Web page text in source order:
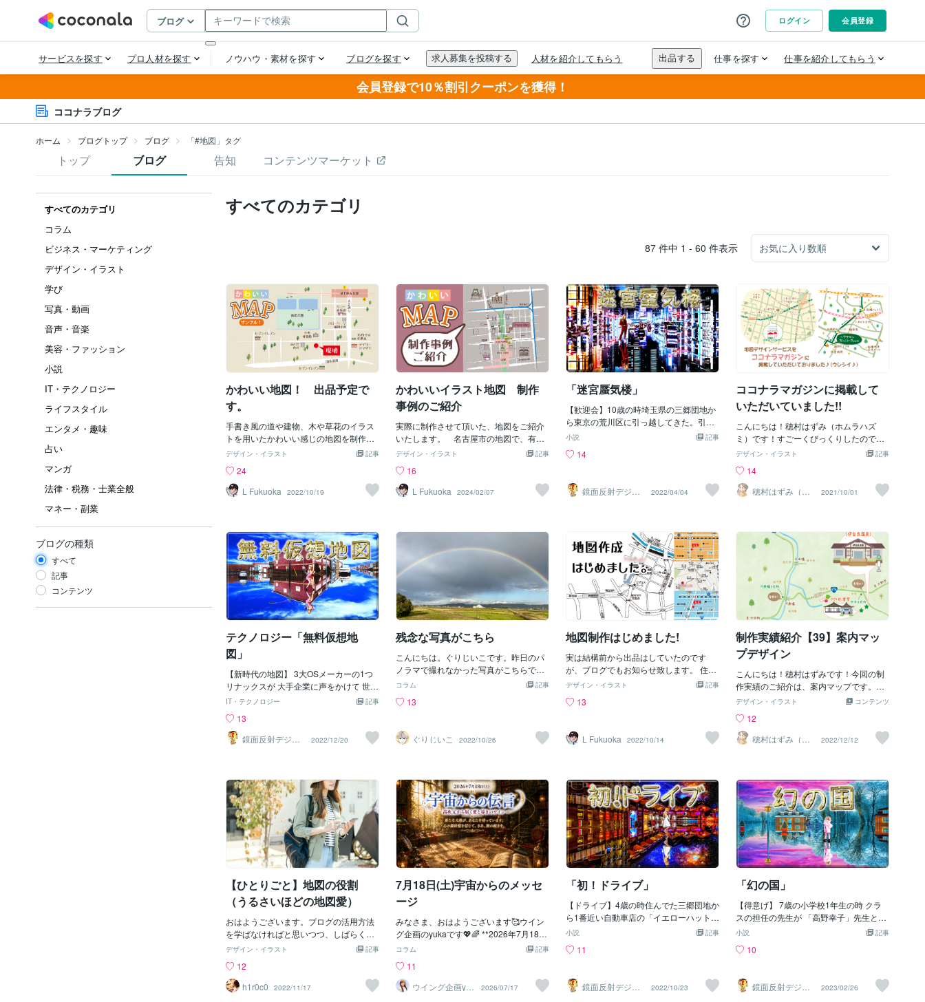
会員登録で10％割引クーポンを獲得！
ココナラブログ
ホーム ブログトップ ブログ 「#地図」タグ
トップ ブログ 告知 コンテンツマーケット
すべてのカテゴリ
コラム
ビジネス・マーケティング
デザイン・イラスト
学び
写真・動画
音声・音楽
美容・ファッション
小説
IT・テクノロジー
ライフスタイル
エンタメ・趣味
占い
マンガ
法律・税務・士業全般
マネー・副業
ブログの種類
すべて
記事
コンテンツ
すべてのカテゴリ
87 件中 1 - 60 件表示
かわいい地図！ 出品予定で
す。
手書き風の道や建物、木や草花のイラス
トを用いたかわいい感じの地図を制作し
ていきます。 とりあえずサンプルを一つ
きますので、皆様にご提案させてくださ
い。 よろしくお願い致します。
記事
デザイン・イラスト
24
L Fukuoka
2022/10/19
かわいいイラスト地図 制作
事例のご紹介
実際に制作させて頂いた、地図をご紹介
いたします。 名古屋市の地図で、有名
な名古屋城などもオリジナルイラストと
屋市役所や愛知県美術館など、実際にそ
こに行ったわけではありませんが、 私ど
もも行った気になって、楽しみながら制
た方が、分かりやすい地図を制作でき
る。と考えているからです。 車で行くな
ら、どこに車を止めたらいいかなぁ、電
車で行くなら、どの駅で降りて、 出口は
どこから出たら良いかなぁ、バスで行く
なら・・・などなど。 この地図の目的
地は、地下鉄の駅から近く、多くのお客
様は、地下鉄を利用されるだろうと思
い、 周辺の目印になりそうな建物の他に
ました。 また、この地図はオリジナル
の地図のように見えますが、サンプル１
から背景を、お店のイメージカラーに合
わせて変更しています。 このように、
せて自由に変更して頂いて構いませんの
で、気軽にお申し付けくださればと思い
記事
デザイン・イラスト
16
L Fukuoka
2024/02/07
「迷宮蜃気楼」
【歓迎会】10歳の時埼玉県の三郷団地か
ら東京の荒川区に引っ越してきた。引っ
越し後新しい学校で転校生になり誰も友
な俺に声をかけてくれたのはわんぱくグ
かった。なので俺は気弱な子達と友達に
なり同じ趣味のファミコンで遊び仲良く
た。ヾ(*´∀｀*)ﾉその計画は隣町の北千住
にあるアメージングスクエアと言う迷路
にみんなで行こうと言う計画。俺は人が
直接歩いて回る巨大迷路がゲームが実体
化した様な気がして凄くワクワクしてし
まった。〓＝〓＝〓＝〓＝〓＝〓＝〓＝
〓＝〓＝〓【お出かけ】俺はゲーム内で
の迷路探索が凄く得意だったので迷路に
自信があった。そして出かける当日母親
に歓迎会で出かける事を話すと5000円の
お小遣いをくれた！°˖☆◝(⁰▿⁰)◜☆˖°嬉しく
なった俺はウキウキで待ち合わせ場所に
行きバスで北千住に向かった。隣町だか
すぐ到着してくれた。バスから降りると
してあり周りに屋台も出てる。我々はと
りあえず迷路の入場券を買い中に入って
レットに載ってる迷路の地図を見ながら
休憩した。〓＝〓＝〓＝〓＝〓＝〓＝〓
＝〓＝〓＝〓【迷路潜入】パンフレット
には迷路の全体図が書かれてて入る前に
コースを調べられる。そこで我々は全員
で一緒に入らず５分おきに１人づつ入り
出るでの時間を競争する事にした。順番
はじゃんけん
記事
小説
14
鏡面反射デジタ
ルアート製作所
2022/04/04
ココナラマガジンに掲載して
いただいていました!!
こんにちは！穂村はずみ（ホムラハズ
ミ）です！すごーくびっくりしたのです
が、ココナラマガジンの7/2号に、おすす
載いただいておりました！（気付くのが
遅かったーーっ！）「地図作成ならエク
セル（Excel）！線路、道路……簡単な作
だいていたのは、オリジナル地図制作の
サービスです(*＾＾*)たまたま、地図をデ
ザインするにあたっていろいろキーワー
ドを入力して検索していたところ検索結
果に、私の地図のデザインが表示される
回数が増えたのでどしたのかな〜なんて
思ってたら、この記事を見つけました！
笑いろいろ出品させていただいている中
でも特にご依頼が多いのがこの地図のサ
ービスなのでますますやる気が出ま
す！！！（単純です笑笑）実際、最近特
にお気に入りの登録数も増えてきてご依
頼も次々いただいてる状況です！しかも
リピーターさんも数多く・・・！！ご依
(；；)ということで、嬉しかったのでブ
ログ更新させていただきました！笑私の
タッチを気に入っていただけたらぜひお
記事
デザイン・イラスト
14
穂村はずみ（ホ
ムラハズミ）
2021/10/01
テクノロジー「無料仮想地
図」
【新時代の地図】 3大OSメーカーの1つ
リナックスが 大手企業に声をかけて 世界
地図のメタバース版を 制作する事になり
「フェイスブック」 「マイクロソフト」
「アップル」 「トムトム」の5社です。
地図が完成すれば 誰でも無料で自由に使
立てた訳は 現在地図市場がGoogle1社独
占で 他社が入り込んでも全く目立たず 全
然稼げないからです。 そこでリナックス
社が立ち上がり 大手企業に呼びかけて 打
倒Google MAPを目標に 協力する事を決
めました。 この団体名は 「オーバーチュ
ーナーマップ ファンデーション」と命名
され 日本語で「序曲地図財団」です。 G
oogle MAPと違う所は 地図上に誰でも情
報を追加でき 常時変化し続ける現実世界
を リアルタイムで表示していきます。 〓
＝〓＝〓＝〓＝〓＝〓＝〓＝〓＝〓＝〓
【会社の質の宣伝】 各企業間の協力関係
は 大本となる世界地図を作り上げ この地
作り追加していきます。 こうする事によ
り 各社の個性と技術力を競い合わせ 無料
で自由で質が良い3Dの 世界地図を作り上
記事
IT・テクノロジー
13
鏡面反射デジタ
ルアート製作所
2022/12/20
残念な写真がこちら
こんにちは。ぐりじいこです。昨日のパ
ノラマで撮れなかった写真がこちらです
↑残念でなりません（笑）カーナビよ
ご覧いただきありがとうございます。＾
記事
コラム
13
ぐりじいこ 2022/10/26
地図制作はじめました!
実は結構前から出品はしていたのです
が、ブログでもお知らせ致します。 住所
をお知らせいただくと、GoogleMAPで検
作成いたします。 修正回数無制限です。
きからの地図起こしなどにも対応致しま
す。 営業時間内での迅速な対応に心がけ
記事
デザイン・イラスト
13
L Fukuoka 2022/10/14
制作実績紹介【39】案内マッ
プデザイン
こんにちは！穂村はずみです！今回の制
作実績のご紹介は、案内マップです。目
的地である温泉と食堂はオリジナルアイ
り細部までこだわって描きました！近く
にある赤かぶらのイラストも描いていま
す♪オリジナルアイコンは少し前に価格
ます！＾＾マップデザインのご依頼、お
問い合わせはこちらからいただけます！
どんな風に依頼したらいいのかわからな
い、などまずはお気軽に声をかけていた
だけると嬉しいです＾＾
コンテンツ
デザイン・イラスト
12
穂村はずみ（ホ
ムラハズミ）
2022/12/12
【ひとりごと】地図の役割
（うるさいほどの地図愛）
おはようございます。ブログの活用方法
を学ばなければと思いつつ、しばらくは
『どんなひとが作っているのか？』を知
うと思います。現在の、私の主力は地図
作成です。▶ なんでこんなマニアックな
デザインをしてるの？いやごもっともで
記事
デザイン・イラスト
12
h1r0c0
2022/11/17
7月18日(土)宇宙からのメッセ
ージ
みなさま、おはようございます🥰ウイン
グ企画のyukaです💖🌈 **2026年7月18日
(土)**今、宇宙から届いているのは、✨✨
もっと鮮やかに見えてくるエネルギー」
✨✨時計店をあとにしたあなたは、石畳
の街をゆっくり歩きながら、歴史ある大
記事
コラム
11
ウイング企画yuk
a
2026/07/17
「初！ドライブ」
【ドライブ】4歳の時住んでた三郷団地か
ら1番近い自動車店の「イエローハット」
で「スズキアルト」を購入した。そして
りどこに行くか地図を広げ目的地の家族
遠くに行くのが危険だから近場にする事
になり三郷団地近辺になってしまう。俺
記事
小説
11
鏡面反射デジタ
ルアート製作所
2022/10/23
「幻の国」
【得意げ】 7歳の小学校1年生の時 クラ
スの担任の先生が 「高野幸子」先生と言
う 少し怖い担任の先生だった。 高野先生
な新人教師だけど 怖いので子供から人気
事なんて1回も無く 普段の態度が少し怖
いだけで とりあえずクラスの子達は 普通
記事
小説
10
鏡面反射デジタ
ルアート製作所
2023/02/26